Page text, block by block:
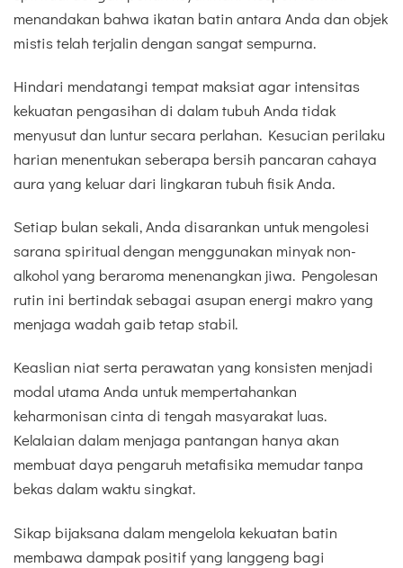
menandakan bahwa ikatan batin antara Anda dan objek
mistis telah terjalin dengan sangat sempurna.
Hindari mendatangi tempat maksiat agar intensitas
kekuatan pengasihan di dalam tubuh Anda tidak
menyusut dan luntur secara perlahan. Kesucian perilaku
harian menentukan seberapa bersih pancaran cahaya
aura yang keluar dari lingkaran tubuh fisik Anda.
Setiap bulan sekali, Anda disarankan untuk mengolesi
sarana spiritual dengan menggunakan minyak non-
alkohol yang beraroma menenangkan jiwa. Pengolesan
rutin ini bertindak sebagai asupan energi makro yang
menjaga wadah gaib tetap stabil.
Keaslian niat serta perawatan yang konsisten menjadi
modal utama Anda untuk mempertahankan
keharmonisan cinta di tengah masyarakat luas.
Kelalaian dalam menjaga pantangan hanya akan
membuat daya pengaruh metafisika memudar tanpa
bekas dalam waktu singkat.
Sikap bijaksana dalam mengelola kekuatan batin
membawa dampak positif yang langgeng bagi